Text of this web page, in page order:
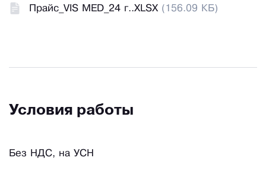
Прайс_VIS MED_24 г..XLSX (156.09 КБ)
Условия работы
Без НДС, на УСН